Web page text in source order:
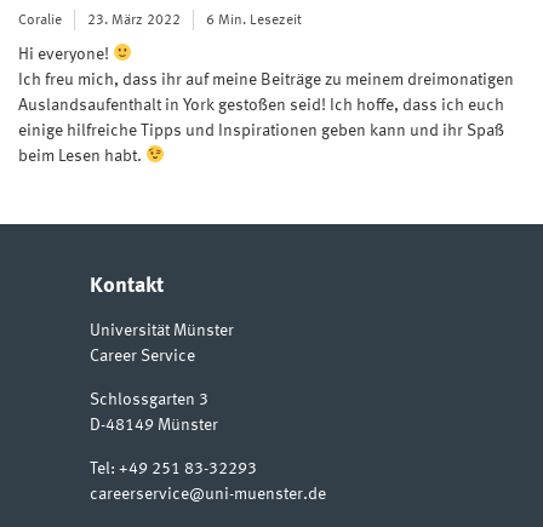
Coralie 23. März 2022 6 Min. Lesezeit
Hi everyone!
Ich freu mich, dass ihr auf meine Beiträge zu meinem dreimonatigen
Auslandsaufenthalt in York gestoßen seid! Ich hoffe, dass ich euch
einige hilfreiche Tipps und Inspirationen geben kann und ihr Spaß
beim Lesen habt.
Kontakt
Universität Münster
Career Service
Schlossgarten 3
D-48149 Münster
Tel: +49 251 83-32293
careerservice@uni-muenster.de